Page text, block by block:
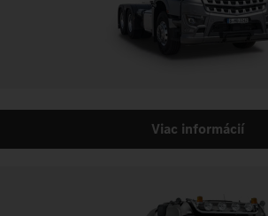
Viac informácií